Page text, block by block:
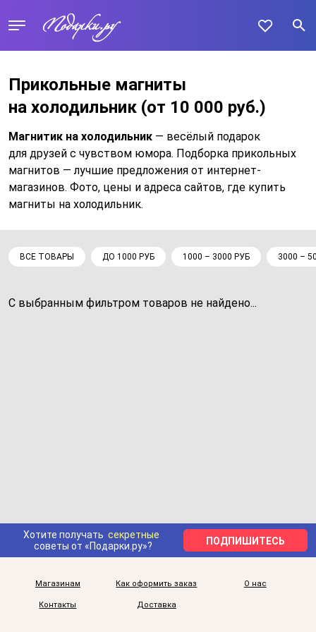
Прикольные магниты
на холодильник (от 10 000 руб.)
Магнитик на холодильник — весёлый подарок
для друзей с чувством юмора. Подборка прикольных
магнитов — лучшие предложения от интернет-
магазинов. Фото, цены и адреса сайтов, где купить
магниты на холодильник.
ВСЕ ТОВАРЫ ДО 1000 РУБ 1000 – 3000 РУБ 3000 –
С выбранным фильтром товаров не найдено...
Хотите получать секретные
советы от «Подарки.ру»?
ПОДПИШИТЕСЬ
Магазинам Как оформить заказ О нас
Контакты Доставка